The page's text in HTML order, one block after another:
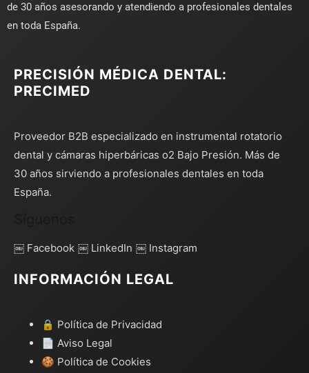
de 30 años asesorando y atendiendo a profesionales dentales
en toda España.
PRECISIÓN MÉDICA DENTAL:
PRECIMED
Proveedor B2B especializado en instrumental rotatorio
dental y cámaras hiperbáricas o2 Bajo Presión. Más de
30 años sirviendo a profesionales dentales en toda
España.
￼ Facebook ￼ LinkedIn ￼ Instagram
INFORMACIÓN LEGAL
🔒 Política de Privacidad
📄 Aviso Legal
🍪 Política de Cookies